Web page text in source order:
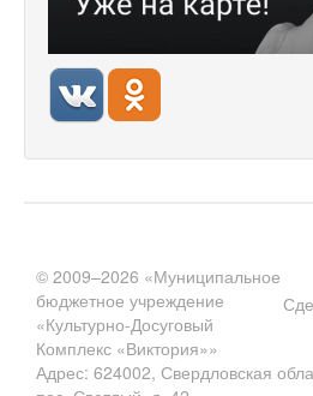
© 2009–2026 «Муниципальное
бюджетное учреждение
«Культурно-Досуговый
Комплекс «Виктория»»
Адрес: 624002, Свердловская